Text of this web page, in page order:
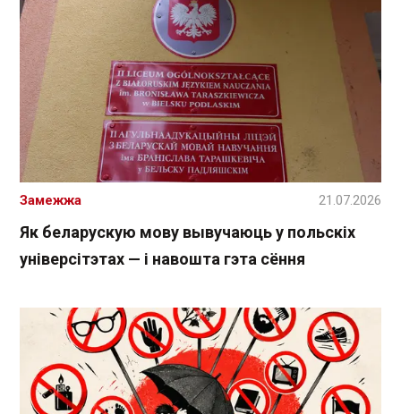
Як беларускую мову вывучаюць у польскіх
універсітэтах — і навошта гэта сёння
Замежжа 21.07.2026